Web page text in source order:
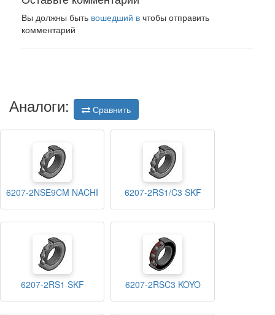
Вы должны быть вошедший в чтобы отправить
комментарий
Аналоги: Сравнить
6207-2NSE9CM NACHI 6207-2RS1/C3 SKF
6207-2RS1 SKF 6207-2RSC3 KOYO